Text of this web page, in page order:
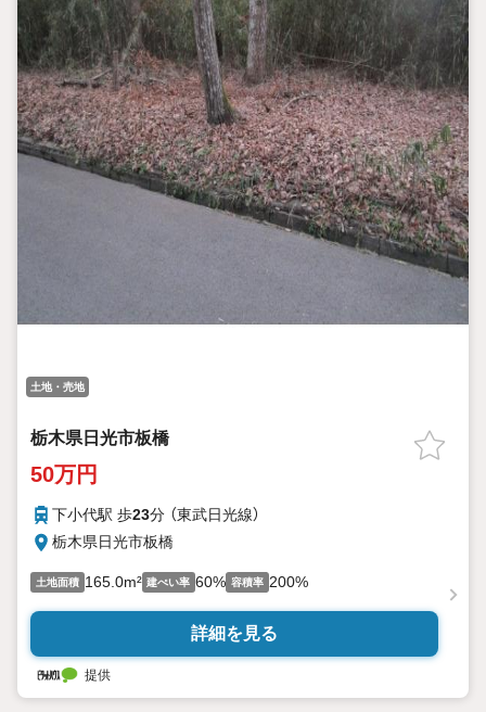
土地・売地
栃木県日光市板橋
50万円
下小代駅 歩23分 （東武日光線）
栃木県日光市板橋
土地面積 165.0m² 建ぺい率 60% 容積率 200%
詳細を見る
提供